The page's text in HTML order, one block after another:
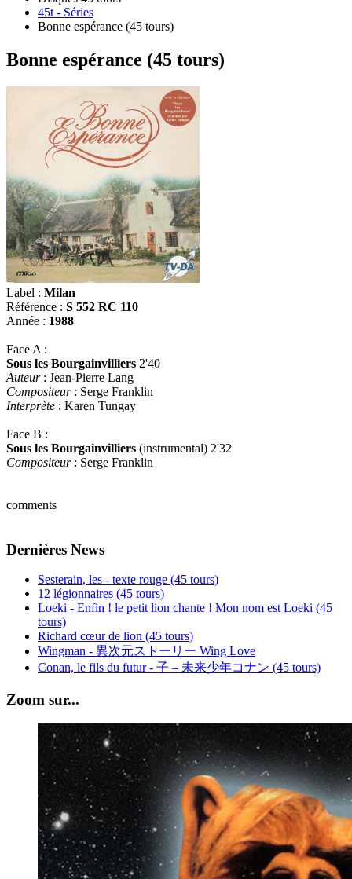
45t - Séries
Bonne espérance (45 tours)
Bonne espérance (45 tours)
Label : Milan
Référence : S 552 RC 110
Année : 1988
Face A :
Sous les Bourgainvilliers 2'40
Auteur: Jean-Pierre Lang
Compositeur: Serge Franklin
Interprète : Karen Tungay
Face B :
Sous les Bourgainvilliers (instrumental) 2'32
Compositeur: Serge Franklin
comments
Dernières News
Sesterain, les - texte rouge (45 tours)
12 légionnaires (45 tours)
Loeki - Enfin ! le petit lion chante ! Mon nom est Loeki (45
tours)
Richard cœur de lion (45 tours)
Wingman - 異次元ストーリー Wing Love
Conan, le fils du futur - 子 – 未来少年コナン (45 tours)
Zoom sur...